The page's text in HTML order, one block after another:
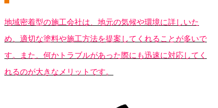
地域密着型の施工会社は、地元の気候や環境に詳しいた
め、適切な塗料や施工方法を提案してくれることが多いで
す。また、何かトラブルがあった際にも迅速に対応してく
れるのが大きなメリットです。